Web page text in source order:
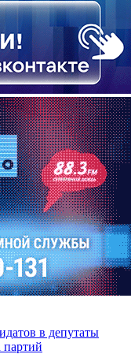
в депутаты
партий